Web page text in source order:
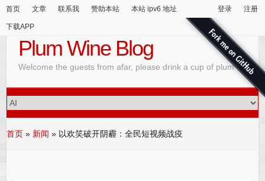
首页 文章 联系我 赞助本站 本站 ipv6 地址
下载APP
登录 注册
Plum Wine Blog
Welcome the guests from afar, please drink a cup of plum wine
首页 » 新闻 » 以欢笑破开阴霾：全民短视频战疫